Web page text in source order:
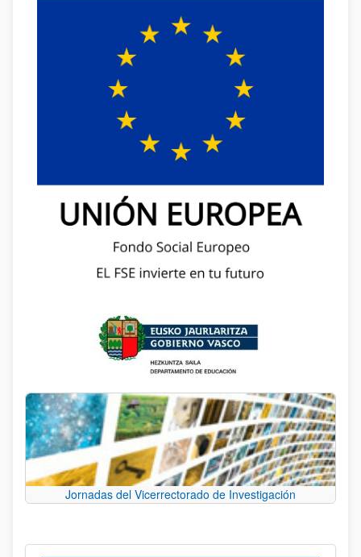
Jornadas del Vicerrectorado de Investigación